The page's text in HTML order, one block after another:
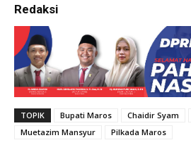
Redaksi
TOPIK Bupati Maros Chaidir Syam
Muetazim Mansyur
Pilkada Maros